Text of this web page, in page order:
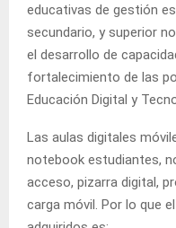
educativas de gestión
secundario, y superior
el desarrollo de
fortalecimiento de las
Educación Digital y
Las aulas digitales
notebook estudiantes,
acceso, pizarra digital,
carga móvil. Por lo que